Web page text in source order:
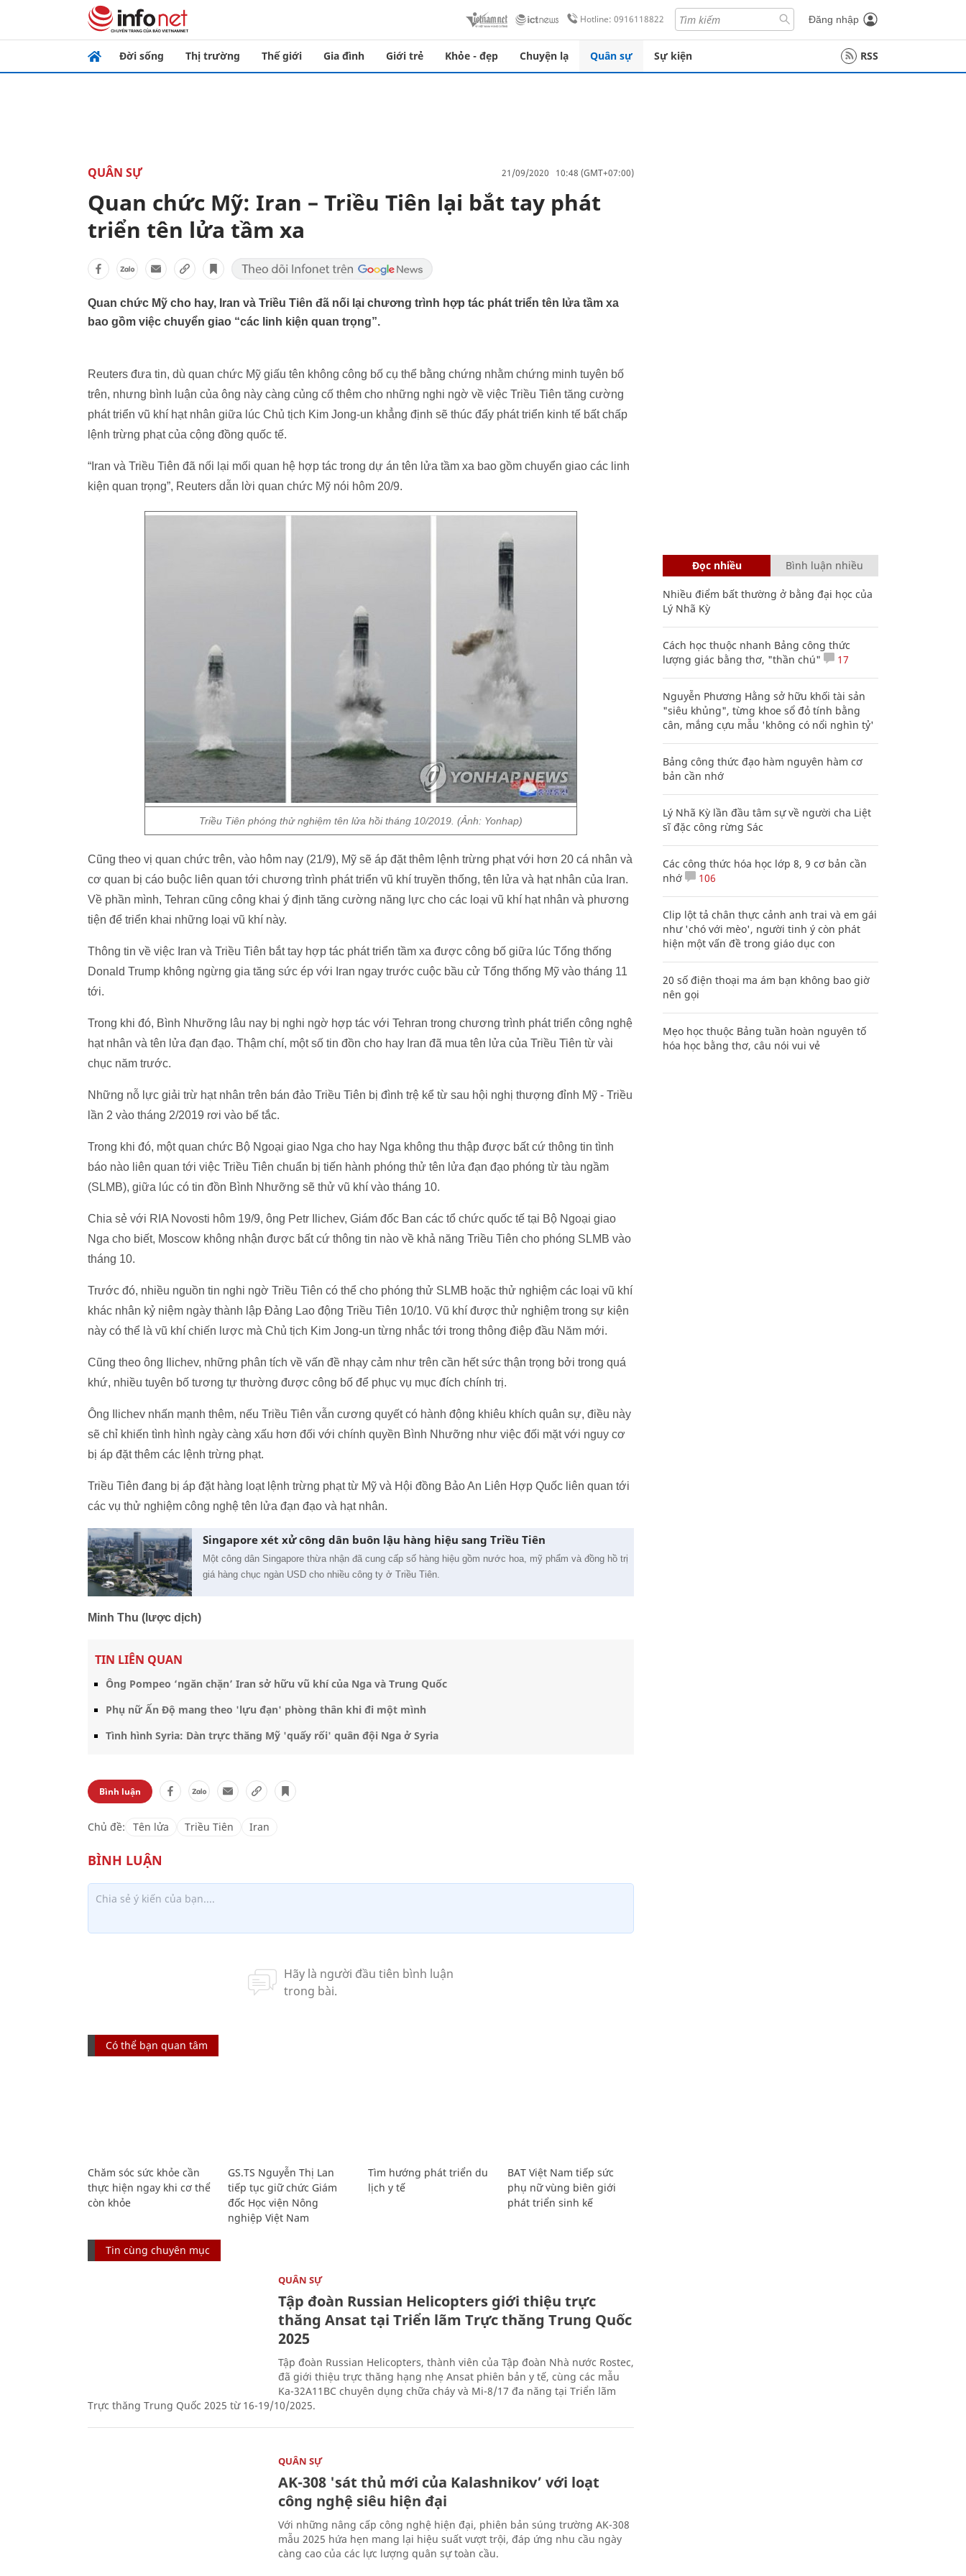
Hotline: 0916118822 Đăng nhập
Đời sống Thị trường Thế giới Gia đình Giới trẻ Khỏe - đẹp Chuyện lạ Quân sự Sự kiện RSS
QUÂN SỰ 21/09/2020 10:48 (GMT+07:00)
Quan chức Mỹ: Iran – Triều Tiên lại bắt tay phát
triển tên lửa tầm xa
Quan chức Mỹ cho hay, Iran và Triều Tiên đã nối lại chương trình hợp tác phát triển tên lửa tầm xa
bao gồm việc chuyển giao “các linh kiện quan trọng”.
Reuters đưa tin, dù quan chức Mỹ giấu tên không công bố cụ thể bằng chứng nhằm chứng minh tuyên bố
trên, nhưng bình luận của ông này càng củng cố thêm cho những nghi ngờ về việc Triều Tiên tăng cường
phát triển vũ khí hạt nhân giữa lúc Chủ tịch Kim Jong-un khẳng định sẽ thúc đẩy phát triển kinh tế bất chấp
lệnh trừng phạt của cộng đồng quốc tế.
“Iran và Triều Tiên đã nối lại mối quan hệ hợp tác trong dự án tên lửa tầm xa bao gồm chuyển giao các linh
kiện quan trọng”, Reuters dẫn lời quan chức Mỹ nói hôm 20/9.
Triều Tiên phóng thử nghiệm tên lửa hồi tháng 10/2019. (Ảnh: Yonhap)
Cũng theo vị quan chức trên, vào hôm nay (21/9), Mỹ sẽ áp đặt thêm lệnh trừng phạt với hơn 20 cá nhân và
cơ quan bị cáo buộc liên quan tới chương trình phát triển vũ khí truyền thống, tên lửa và hạt nhân của Iran.
Về phần mình, Tehran cũng công khai ý định tăng cường năng lực cho các loại vũ khí hạt nhân và phương
tiện để triển khai những loại vũ khí này.
Thông tin về việc Iran và Triều Tiên bắt tay hợp tác phát triển tầm xa được công bố giữa lúc Tổng thống
Donald Trump không ngừng gia tăng sức ép với Iran ngay trước cuộc bầu cử Tổng thống Mỹ vào tháng 11
tới.
Trong khi đó, Bình Nhưỡng lâu nay bị nghi ngờ hợp tác với Tehran trong chương trình phát triển công nghệ
hạt nhân và tên lửa đạn đạo. Thậm chí, một số tin đồn cho hay Iran đã mua tên lửa của Triều Tiên từ vài
chục năm trước.
Những nỗ lực giải trừ hạt nhân trên bán đảo Triều Tiên bị đình trệ kể từ sau hội nghị thượng đỉnh Mỹ - Triều
lần 2 vào tháng 2/2019 rơi vào bế tắc.
Trong khi đó, một quan chức Bộ Ngoại giao Nga cho hay Nga không thu thập được bất cứ thông tin tình
báo nào liên quan tới việc Triều Tiên chuẩn bị tiến hành phóng thử tên lửa đạn đạo phóng từ tàu ngầm
(SLMB), giữa lúc có tin đồn Bình Nhưỡng sẽ thử vũ khí vào tháng 10.
Chia sẻ với RIA Novosti hôm 19/9, ông Petr Ilichev, Giám đốc Ban các tổ chức quốc tế tại Bộ Ngoại giao
Nga cho biết, Moscow không nhận được bất cứ thông tin nào về khả năng Triều Tiên cho phóng SLMB vào
tháng 10.
Trước đó, nhiều nguồn tin nghi ngờ Triều Tiên có thể cho phóng thử SLMB hoặc thử nghiệm các loại vũ khí
khác nhân kỷ niệm ngày thành lập Đảng Lao động Triều Tiên 10/10. Vũ khí được thử nghiệm trong sự kiện
này có thể là vũ khí chiến lược mà Chủ tịch Kim Jong-un từng nhắc tới trong thông điệp đầu Năm mới.
Cũng theo ông Ilichev, những phân tích về vấn đề nhạy cảm như trên cần hết sức thận trọng bởi trong quá
khứ, nhiều tuyên bố tương tự thường được công bố để phục vụ mục đích chính trị.
Ông Ilichev nhấn mạnh thêm, nếu Triều Tiên vẫn cương quyết có hành động khiêu khích quân sự, điều này
sẽ chỉ khiến tình hình ngày càng xấu hơn đối với chính quyền Bình Nhưỡng như việc đối mặt với nguy cơ
bị áp đặt thêm các lệnh trừng phạt.
Triều Tiên đang bị áp đặt hàng loạt lệnh trừng phạt từ Mỹ và Hội đồng Bảo An Liên Hợp Quốc liên quan tới
các vụ thử nghiệm công nghệ tên lửa đạn đạo và hạt nhân.
Singapore xét xử công dân buôn lậu hàng hiệu sang Triều Tiên
Một công dân Singapore thừa nhận đã cung cấp số hàng hiệu gồm nước hoa, mỹ phẩm và đồng hồ trị
giá hàng chục ngàn USD cho nhiều công ty ở Triều Tiên.
Minh Thu (lược dịch)
TIN LIÊN QUAN
Ông Pompeo ‘ngăn chặn’ Iran sở hữu vũ khí của Nga và Trung Quốc
Phụ nữ Ấn Độ mang theo 'lựu đạn' phòng thân khi đi một mình
Tình hình Syria: Dàn trực thăng Mỹ 'quấy rối' quân đội Nga ở Syria
Bình luận
Chủ đề: Tên lửa Triều Tiên Iran
Có thể bạn quan tâm
Chăm sóc sức khỏe cần
thực hiện ngay khi cơ thể
còn khỏe
GS.TS Nguyễn Thị Lan
tiếp tục giữ chức Giám
đốc Học viện Nông
nghiệp Việt Nam
Tìm hướng phát triển du
lịch y tế
BAT Việt Nam tiếp sức
phụ nữ vùng biên giới
phát triển sinh kế
Tin cùng chuyên mục
QUÂN SỰ
Tập đoàn Russian Helicopters giới thiệu trực
thăng Ansat tại Triển lãm Trực thăng Trung Quốc
2025
Tập đoàn Russian Helicopters, thành viên của Tập đoàn Nhà nước Rostec,
đã giới thiệu trực thăng hạng nhẹ Ansat phiên bản y tế, cùng các mẫu
Ka-32A11BC chuyên dụng chữa cháy và Mi-8/17 đa năng tại Triển lãm
Trực thăng Trung Quốc 2025 từ 16-19/10/2025.
QUÂN SỰ
AK-308 'sát thủ mới của Kalashnikov’ với loạt
công nghệ siêu hiện đại
Với những nâng cấp công nghệ hiện đại, phiên bản súng trường AK-308
mẫu 2025 hứa hẹn mang lại hiệu suất vượt trội, đáp ứng nhu cầu ngày
càng cao của các lực lượng quân sự toàn cầu.
Đọc nhiều Bình luận nhiều
Nhiều điểm bất thường ở bằng đại học của
Lý Nhã Kỳ
Cách học thuộc nhanh Bảng công thức
lượng giác bằng thơ, "thần chú"
17
Nguyễn Phương Hằng sở hữu khối tài sản
"siêu khủng", từng khoe sổ đỏ tính bằng
cân, mắng cựu mẫu 'không có nổi nghìn tỷ'
Bảng công thức đạo hàm nguyên hàm cơ
bản cần nhớ
Lý Nhã Kỳ lần đầu tâm sự về người cha Liệt
sĩ đặc công rừng Sác
Các công thức hóa học lớp 8, 9 cơ bản cần
nhớ
106
Clip lột tả chân thực cảnh anh trai và em gái
như 'chó với mèo', người tinh ý còn phát
hiện một vấn đề trong giáo dục con
20 số điện thoại ma ám bạn không bao giờ
nên gọi
Mẹo học thuộc Bảng tuần hoàn nguyên tố
hóa học bằng thơ, câu nói vui vẻ